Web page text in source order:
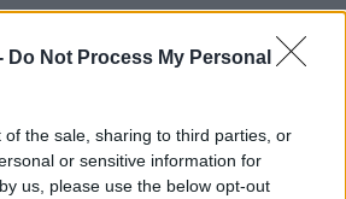
Do Not Process My Personal
of the sale, sharing to third parties, or
or sensitive information for
us, please use the below opt-out